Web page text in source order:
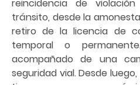
reincidencia de
tránsito, desde la
retiro de la licencia de
temporal o
acompañado de una
seguridad vial. Desde